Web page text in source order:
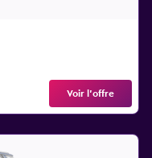
Voir l’offre